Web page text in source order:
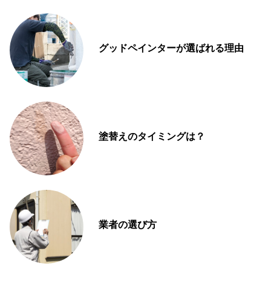
グッドペインターが選ばれる理由
塗替えのタイミングは？
業者の選び方